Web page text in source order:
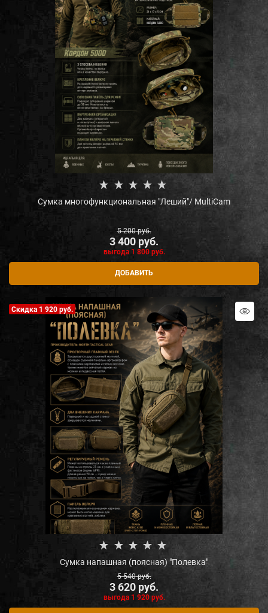
Сумка многофункциональная "Леший"/ MultiCam
5 200 руб.
3 400 руб.
выгода 1 800 руб.
ДОБАВИТЬ
Скидка 1 920 руб.
Сумка напашная (поясная) "Полевка"
5 540 руб.
3 620 руб.
выгода 1 920 руб.